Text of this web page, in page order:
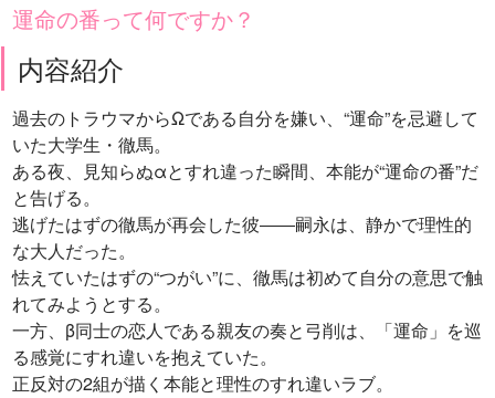
運命の番って何ですか？
内容紹介
過去のトラウマからΩである自分を嫌い、“運命”を忌避して
いた大学生・徹馬。
ある夜、見知らぬαとすれ違った瞬間、本能が“運命の番”だ
と告げる。
逃げたはずの徹馬が再会した彼――嗣永は、静かで理性的
な大人だった。
怯えていたはずの“つがい”に、徹馬は初めて自分の意思で触
れてみようとする。
一方、β同士の恋人である親友の奏と弓削は、「運命」を巡
る感覚にすれ違いを抱えていた。
正反対の2組が描く本能と理性のすれ違いラブ。